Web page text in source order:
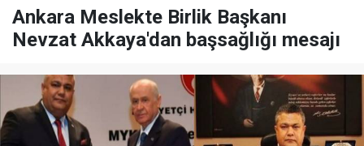
Ankara Meslekte Birlik Başkanı
Nevzat Akkaya'dan başsağlığı mesajı